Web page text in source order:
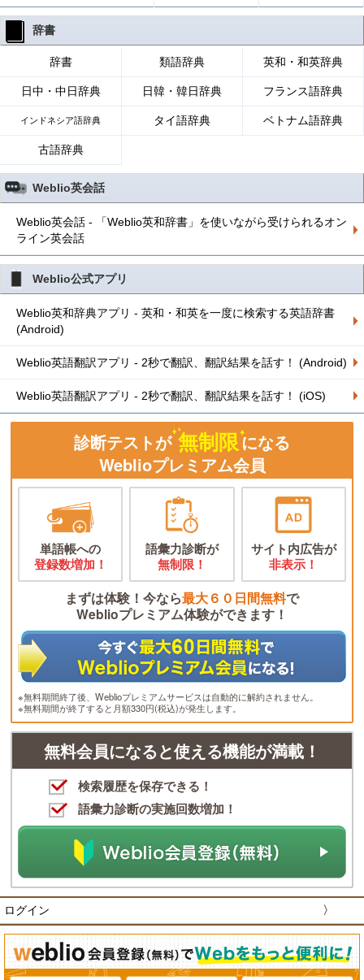
辞書
辞書 類語辞典 英和・和英辞典
日中・中日辞典 日韓・韓日辞典 フランス語辞典
インドネシア語辞典 タイ語辞典 ベトナム語辞典
古語辞典
Weblio英会話
Weblio英会話 - 「Weblio英和辞書」を使いながら受けられるオン
ライン英会話
Weblio公式アプリ
Weblio英和辞典アプリ - 英和・和英を一度に検索する英語辞書
(Android)
Weblio英語翻訳アプリ - 2秒で翻訳、翻訳結果を話す！ (Android)
Weblio英語翻訳アプリ - 2秒で翻訳、翻訳結果を話す！ (iOS)
診断テストが 無制限になる
Weblioプレミアム会員
単語帳への
登録数増加！
語彙力診断が
無制限！
サイト内広告が
非表示！
まずは体験！今なら最大６０日間無料で
Weblioプレミアム体験ができます！
※無料期間終了後、Weblioプレミアムサービスは自動的に解約されません。
※無料期間が終了すると月額330円(税込)が発生します。
無料会員になると使える機能が満載！
検索履歴を保存できる！
語彙力診断の実施回数増加！
ログイン 〉